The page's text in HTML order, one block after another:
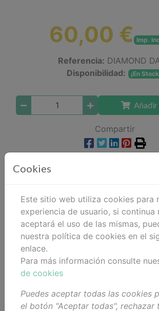
60,00 € Imp.
Referencia: DIAMOND
Disponibilidad:
¡En
Compartir
Detalles
Adjuntos
Crema limpiadora
Antipolución
Cookies
Este sitio web utiliza cookies para
experiencia de usuario, si continua
aceptará el uso de las mismas,
nuestra política de cookies en el
enlace.
Para más información consulte
de cookies
Puedes aceptar todas las cookies
el botón "Aceptar todas", rechazar